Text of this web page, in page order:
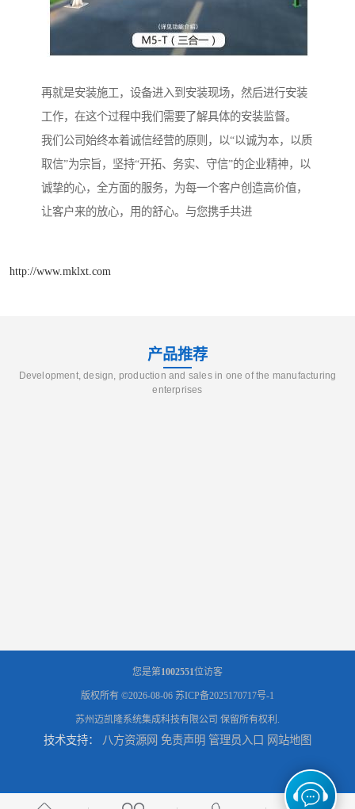
再就是安装施工，设备进入到安装现场，然后进行安装
工作，在这个过程中我们需要了解具体的安装监督。
我们公司始终本着诚信经营的原则，以“以诚为本，以质
取信”为宗旨，坚持“开拓、务实、守信”的企业精神，以
诚挚的心，全方面的服务，为每一个客户创造高价值，
让客户来的放心，用的舒心。与您携手共进
http://www.mklxt.com
产品推荐
Development, design, production and sales in one of the manufacturing
enterprises
您是第1002551位访客
版权所有 ©2026-08-06 苏ICP备2025170717号-1
苏州迈凯隆系统集成科技有限公司 保留所有权利.
技术支持： 八方资源网 免责声明 管理员入口 网站地图